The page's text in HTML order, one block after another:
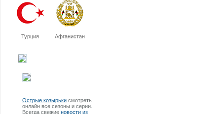
Турция Афганистан
Острые козырьки смотреть
онлайн все сезоны и серии.
Всегда свежие новости из